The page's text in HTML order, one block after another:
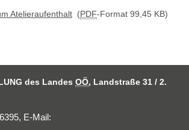
Atelieraufenthalt (PDF-Format 99,45 KB)
des Landes OÖ, Landstraße 31 / 2.
E-Mail: